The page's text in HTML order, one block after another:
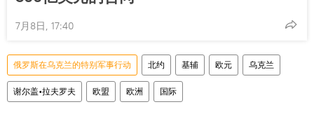
7月8日, 17:40
俄罗斯在乌克兰的特别军事行动 北约 基辅 欧元 乌克兰
谢尔盖•拉夫罗夫 欧盟 欧洲 国际